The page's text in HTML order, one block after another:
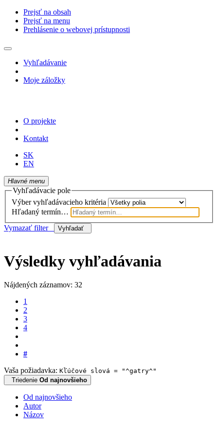
Prejsť na obsah
Prejsť na menu
Prehlásenie o webovej prístupnosti
Vyhľadávanie
Moje záložky
O projekte
Kontakt
SK
EN
Hlavné menu
Vyhľadávacie pole
Výber vyhľadávacieho kritéria
Hľadaný termín…
Vymazať filter
Vyhľadať
Výsledky vyhľadávania
Nájdených záznamov: 32
1
2
3
4
#
Vaša požiadavka: Kľúčové slová = "^gatry^"
Triedenie Od najnovšieho
Od najnovšieho
Autor
Názov